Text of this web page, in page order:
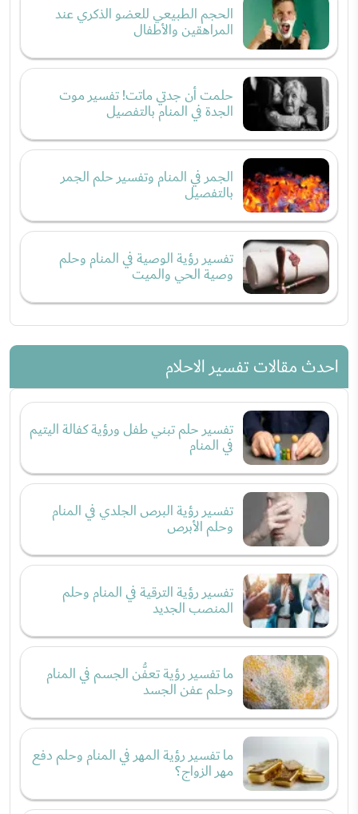
الحجم الطبيعي للعضو الذكري عند
المراهقين والأطفال
حلمت أن جدتي ماتت! تفسير موت
الجدة في المنام بالتفصيل
الجمر في المنام وتفسير حلم الجمر
بالتفصيل
تفسير رؤية الوصية في المنام وحلم
وصية الحي والميت
احدث مقالات تفسير الاحلام
تفسير حلم تبني طفل ورؤية كفالة اليتيم
في المنام
تفسير رؤية البرص الجلدي في المنام
وحلم الأبرص
تفسير رؤية الترقية في المنام وحلم
المنصب الجديد
ما تفسير رؤية تعفُّن الجسم في المنام
وحلم عفن الجسد
ما تفسير رؤية المهر في المنام وحلم دفع
مهر الزواج؟